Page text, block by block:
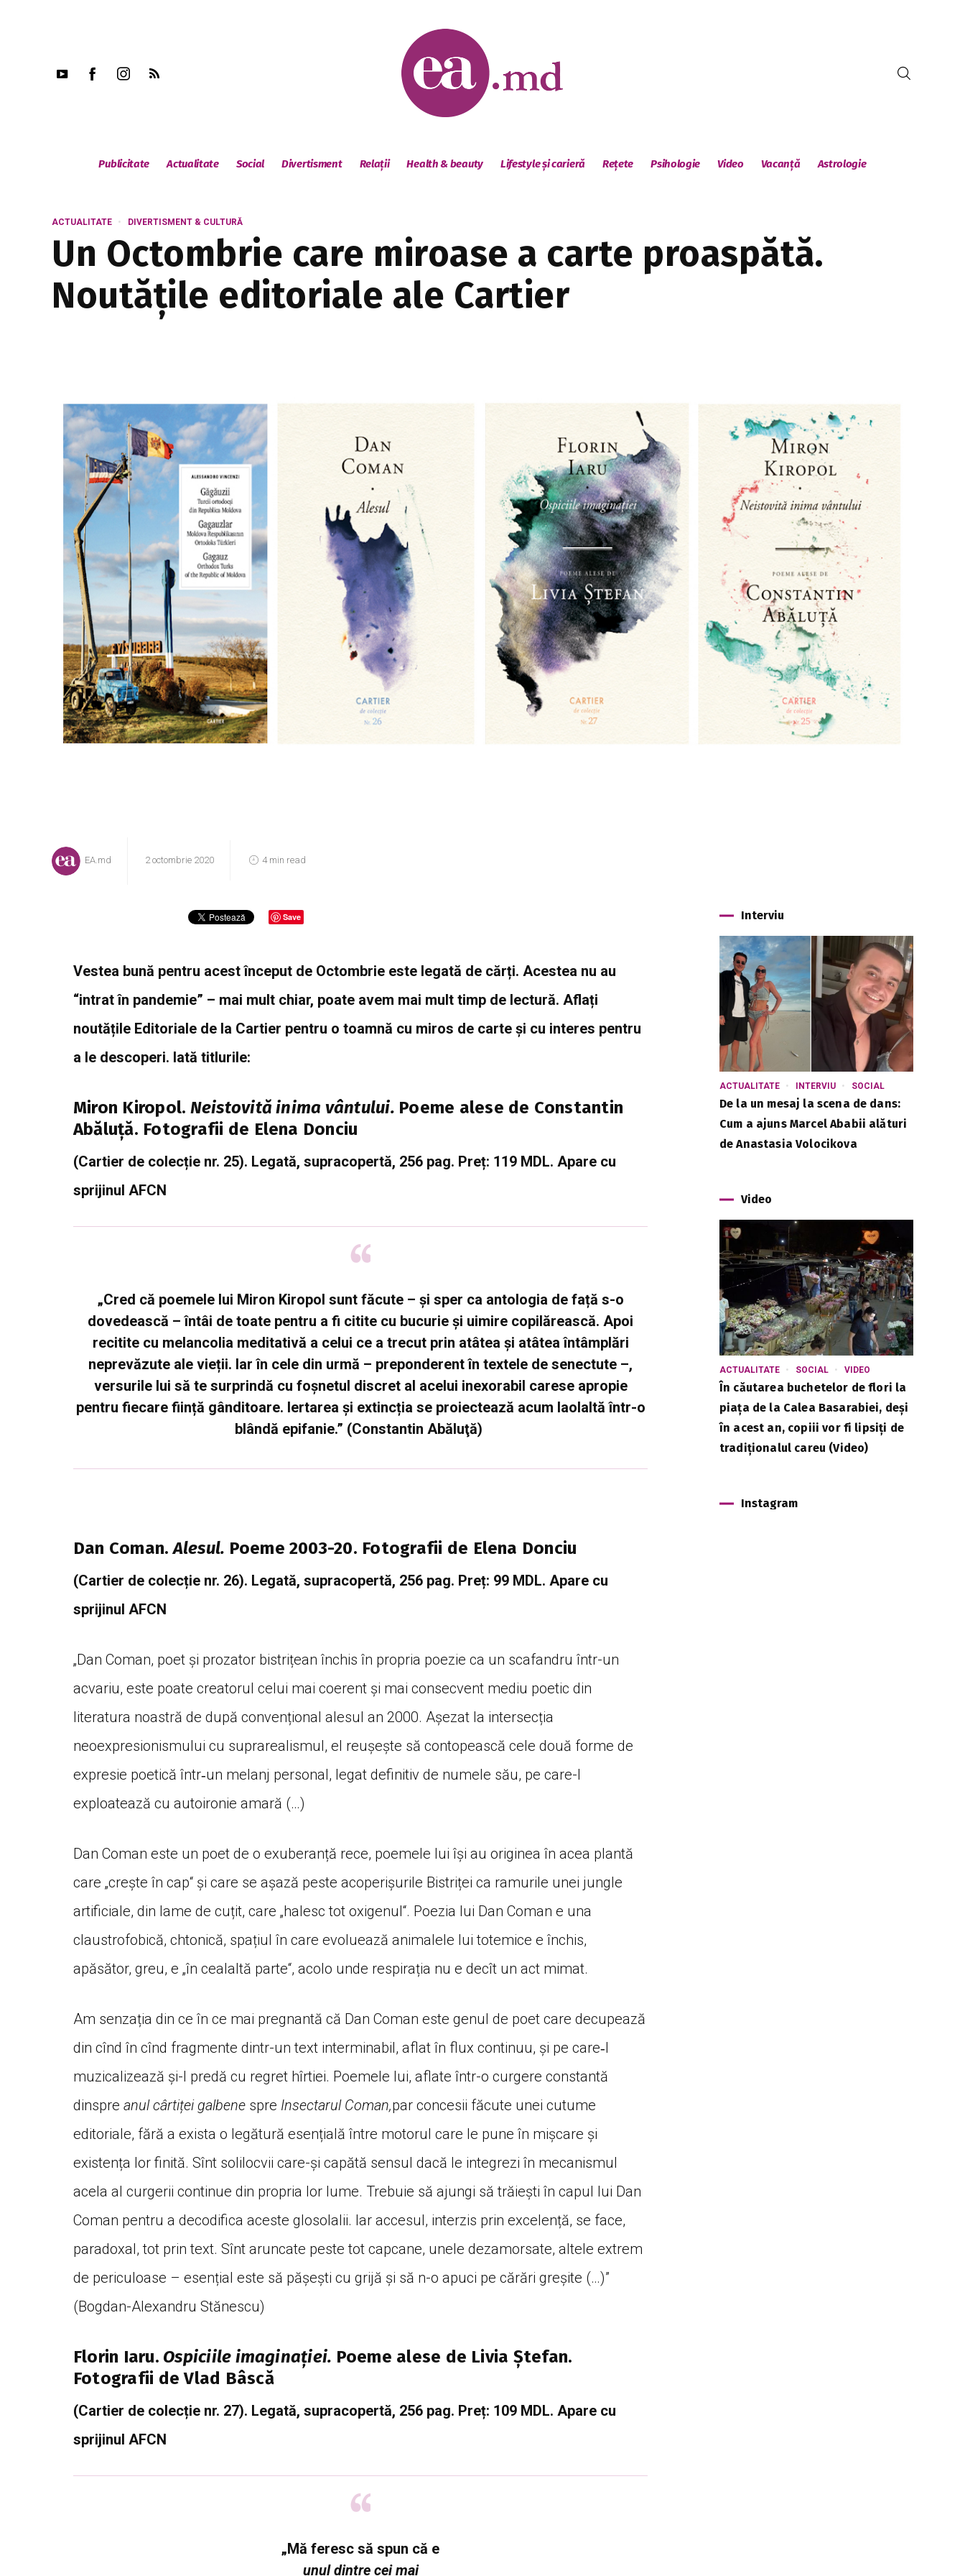
Publicitate Actualitate Social Divertisment Relații Health & beauty Lifestyle și carieră Rețete Psihologie Video Vacanță Astrologie
ACTUALITATE DIVERTISMENT & CULTURĂ
Un Octombrie care miroase a carte proaspătă.
Noutățile editoriale ale Cartier
EA.md 2 octombrie 2020 4 min read
Save
Vestea bună pentru acest început de Octombrie este legată de cărți. Acestea nu au
“intrat în pandemie” – mai mult chiar, poate avem mai mult timp de lectură. Aflați
noutățile Editoriale de la Cartier pentru o toamnă cu miros de carte și cu interes pentru
a le descoperi. Iată titlurile:
Miron Kiropol. Neistovită inima vântului. Poeme alese de Constantin
Abăluță. Fotografii de Elena Donciu
(Cartier de colecție nr. 25). Legată, supracopertă, 256 pag. Preț: 119 MDL. Apare cu
sprijinul AFCN
„Cred că poemele lui Miron Kiropol sunt făcute – și sper ca antologia de față s-o
dovedească – întâi de toate pentru a fi citite cu bucurie și uimire copilărească. Apoi
recitite cu melancolia meditativă a celui ce a trecut prin atâtea și atâtea întâmplări
neprevăzute ale vieții. Iar în cele din urmă – preponderent în textele de senectute –,
versurile lui să te surprindă cu foșnetul discret al acelui inexorabil carese apropie
pentru fiecare ființă gânditoare. Iertarea și extincția se proiectează acum laolaltă într-o
blândă epifanie.” (Constantin Abăluţă)
Dan Coman. Alesul. Poeme 2003-20. Fotografii de Elena Donciu
(Cartier de colecție nr. 26). Legată, supracopertă, 256 pag. Preț: 99 MDL. Apare cu
sprijinul AFCN
„Dan Coman, poet și prozator bistrițean închis în propria poezie ca un scafandru într-un
acvariu, este poate creatorul celui mai coerent și mai consecvent mediu poetic din
literatura noastră de după convențional alesul an 2000. Așezat la intersecția
neoexpresionismului cu suprarealismul, el reușește să contopească cele două forme de
expresie poetică într‑un melanj personal, legat definitiv de numele său, pe care-l
exploatează cu autoironie amară (…)
Dan Coman este un poet de o exuberanță rece, poemele lui își au originea în acea plantă
care „crește în cap“ și care se așază peste acoperișurile Bistriței ca ramurile unei jungle
artificiale, din lame de cuțit, care „halesc tot oxigenul“. Poezia lui Dan Coman e una
claustrofobică, chtonică, spațiul în care evoluează animalele lui totemice e închis,
apăsător, greu, e „în cealaltă parte“, acolo unde respirația nu e decît un act mimat.
Am senzația din ce în ce mai pregnantă că Dan Coman este genul de poet care decupează
din cînd în cînd fragmente dintr-un text interminabil, aflat în flux continuu, și pe care‑l
muzicalizează și-l predă cu regret hîrtiei. Poemele lui, aflate într-o curgere constantă
dinspre anul cârtiței galbene spre Insectarul Coman,par concesii făcute unei cutume
editoriale, fără a exista o legătură esențială între motorul care le pune în mișcare și
existența lor finită. Sînt solilocvii care-și capătă sensul dacă le integrezi în mecanismul
acela al curgerii continue din propria lor lume. Trebuie să ajungi să trăiești în capul lui Dan
Coman pentru a decodifica aceste glosolalii. Iar accesul, interzis prin excelență, se face,
paradoxal, tot prin text. Sînt aruncate peste tot capcane, unele dezamorsate, altele extrem
de periculoase – esențial este să pășești cu grijă și să n-o apuci pe cărări greșite (…)”
(Bogdan-Alexandru Stănescu)
Florin Iaru. Ospiciile imaginației. Poeme alese de Livia Ștefan.
Fotografii de Vlad Bâscă
(Cartier de colecție nr. 27). Legată, supracopertă, 256 pag. Preț: 109 MDL. Apare cu
sprijinul AFCN
„Mă feresc să spun că e
unul dintre cei mai
Interviu
ACTUALITATE INTERVIU SOCIAL
De la un mesaj la scena de dans:
Cum a ajuns Marcel Ababii alături
de Anastasia Volocikova
Video
ACTUALITATE SOCIAL VIDEO
În căutarea buchetelor de flori la
piața de la Calea Basarabiei, deși
în acest an, copiii vor fi lipsiți de
tradiționalul careu (Video)
Instagram